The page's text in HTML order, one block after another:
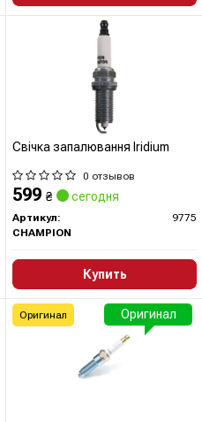
Свічка запалювання Iridium
0 отзывов
599 ₴ сегодня
Артикул:
9775
CHAMPION
Купить
Оригинал
Оригинал